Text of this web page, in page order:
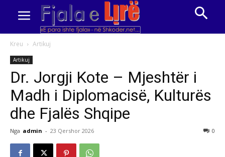
Kreu Artikuj
Artikuj
Dr. Jorgji Kote – Mjeshtër i
Madh i Diplomacisë, Kulturës
dhe Fjalës Shqipe
Nga admin - 23 Qershor 2026 0